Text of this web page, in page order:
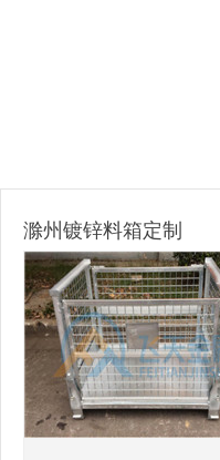
镀锌钢托盘-出口比利时